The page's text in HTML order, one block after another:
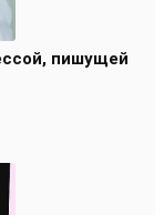
пишущей